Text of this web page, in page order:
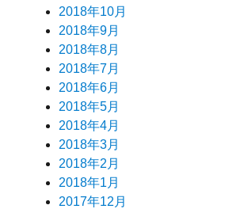
2018年10月
2018年9月
2018年8月
2018年7月
2018年6月
2018年5月
2018年4月
2018年3月
2018年2月
2018年1月
2017年12月